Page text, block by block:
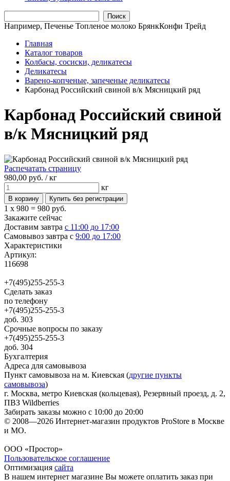
Поиск
Например, Печенье Топленое молоко БрянкКонфи Трейд
Главная
Каталог товаров
Колбасы, сосиски, деликатесы
Деликатесы
Варено-копченые, запеченые деликатесы
Карбонад Российский свиной в/к Мясницкий ряд
Карбонад Российский свиной
в/к Мясницкий ряд
Распечатать страницу
980,00 руб. /кг
кг
1 x 980 = 980 руб.
Закажите сейчас
Доставим завтра с 11:00 до 17:00
Самовывоз завтра с 9:00 до 17:00
Характеристики
Артикул:
116698
+7(495)255-255-3
Сделать заказ
по телефону
+7(495)255-255-3
доб. 303
Срочные вопросы по заказу
+7(495)255-255-3
доб. 304
Бухгалтерия
Адреса для самовывоза
Пункт самовывоза на м. Киевская (другие пункты
самовывоза)
г. Москва, метро Киевская (кольцевая), Резервный проезд, д. 2,
ПВЗ Wildberries
Забирать заказы можно с 10:00 до 20:00
© 2008—2026 Интернет-магазин продуктов ProStore в Москве
и МО.
ООО «Простор»
Пользовательское соглашение
Оптимизация сайта
В нашем интернет магазине Вы можете оплатить заказ при